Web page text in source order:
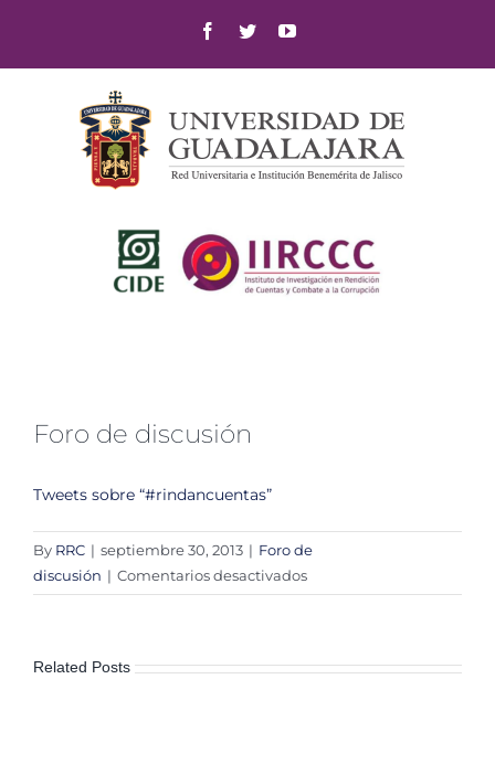
content
Facebook
TwitterYouTube
Foro de discusión
Tweets sobre “#rindancuentas”
By RRC | septiembre 30, 2013 | Foro de
discusión | Comentarios desactivadosen
Foro
Related Posts